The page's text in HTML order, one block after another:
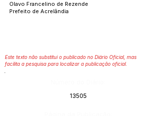
Olavo Francelino de Rezende
Prefeito de Acrelândia
Este texto não substitui o publicado no Diário Oficial, mas
facilita a pesquisa para localizar a publicação oficial.
13505